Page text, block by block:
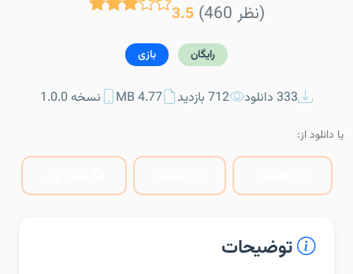
3.5 (460 نظر)
رایگان بازی
333 دانلود 712 بازدید 4.77 MB نسخه 1.0.0
یا دانلود از:
توضیحات